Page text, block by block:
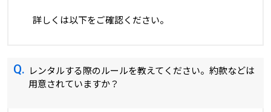
詳しくは以下をご確認ください。
Q. レンタルする際のルールを教えてください。約款などは
用意されていますか？